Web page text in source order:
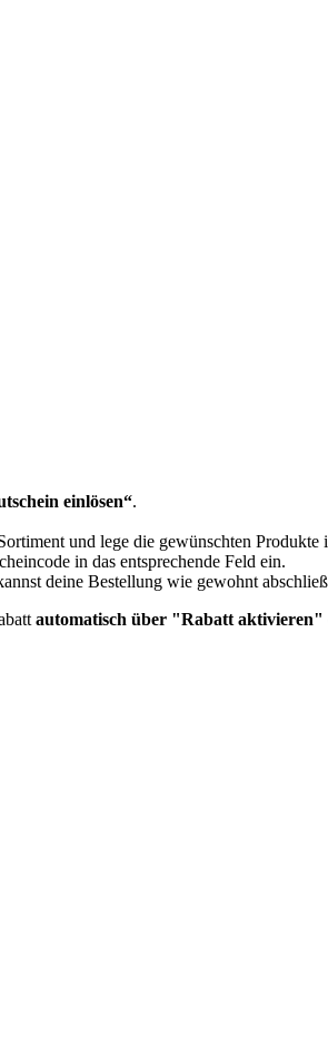
einlösen“.
und lege die gewünschten Produkte
in das entsprechende Feld ein.
deine Bestellung wie gewohnt
automatisch über "Rabatt